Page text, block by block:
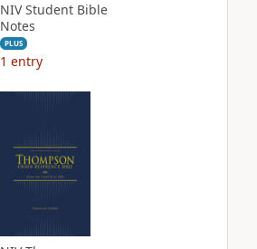
NIV Student Bible
Notes
PLUS
1 entry